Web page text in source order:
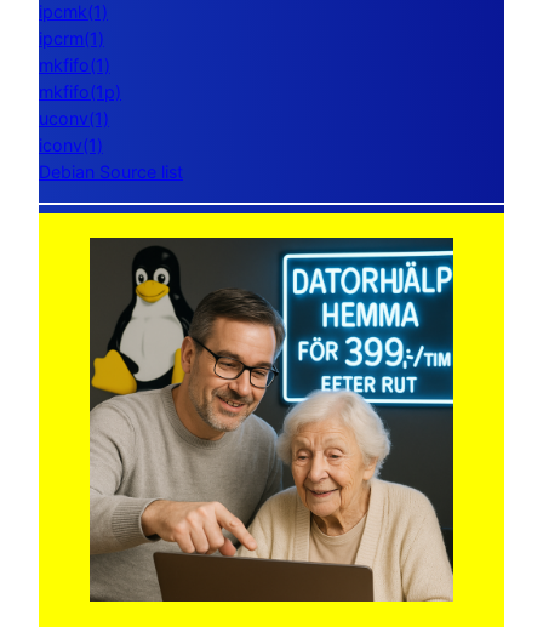
ipcmk(1)
ipcrm(1)
mkfifo(1)
mkfifo(1p)
uconv(1)
iconv(1)
Debian Source list